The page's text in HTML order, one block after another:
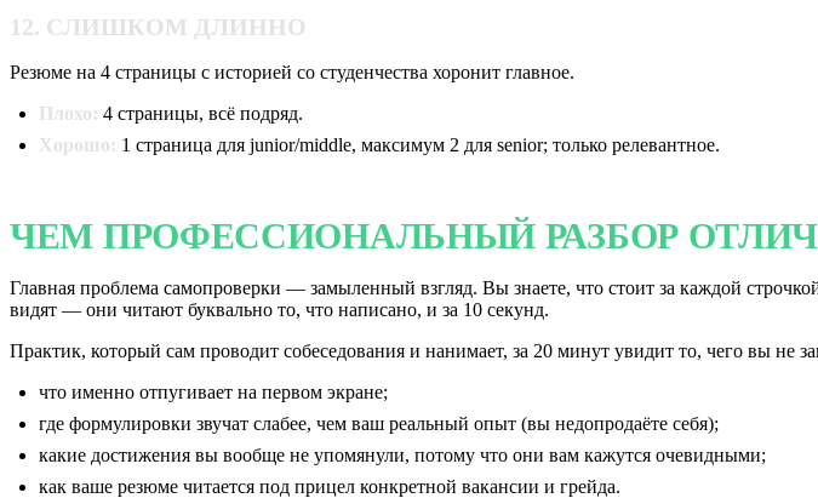
12. СЛИШКОМ ДЛИННО
Резюме на 4 страницы с историей со студенчества хоронит главное.
Плохо: 4 страницы, всё подряд.
Хорошо: 1 страница для junior/middle, максимум 2 для senior; только релевантное.
ЧЕМ ПРОФЕССИОНАЛЬНЫЙ РАЗБОР
Главная проблема самопроверки — замыленный взгляд. Вы знаете, что стоит за каждой
видят — они читают буквально то, что написано, и за 10 секунд.
Практик, который сам проводит собеседования и нанимает, за 20 минут увидит то, чего вы не
что именно отпугивает на первом экране;
где формулировки звучат слабее, чем ваш реальный опыт (вы недопродаёте себя);
какие достижения вы вообще не упомянули, потому что они вам кажутся очевидными;
как ваше резюме читается под прицел конкретной вакансии и грейда.